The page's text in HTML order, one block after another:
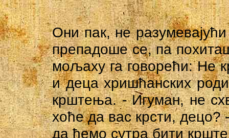
Они пак, не
препадоше се, па
мољаху га говорећи: Не
и деца хришћанских
крштења. - Игуман, не
хоће да вас крсти,
да ћемо сутра бити